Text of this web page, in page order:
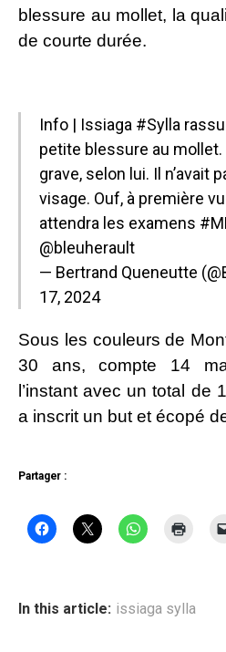
blessure au mollet, la
de courte durée.
Info | Issiaga #Sylla
petite blessure au mollet.
grave, selon lui. Il n’avait
visage. Ouf, à première
attendra les examens
@bleuherault
— Bertrand Queneutte
17, 2024
Sous les couleurs de
30 ans, compte 14
l’instant avec un total de
a inscrit un but et écopé
Partager :
In this article: issiaga sylla